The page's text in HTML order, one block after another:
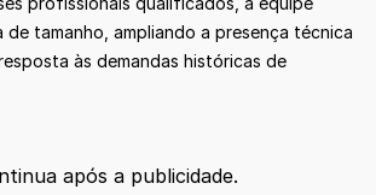
tamanho, ampliando a presença técnica
às demandas históricas de
após a publicidade.